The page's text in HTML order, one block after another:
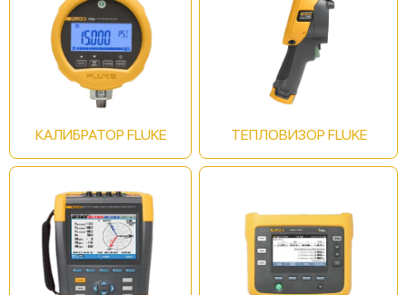
КАЛИБРАТОР FLUKE ТЕПЛОВИЗОР FLUKE